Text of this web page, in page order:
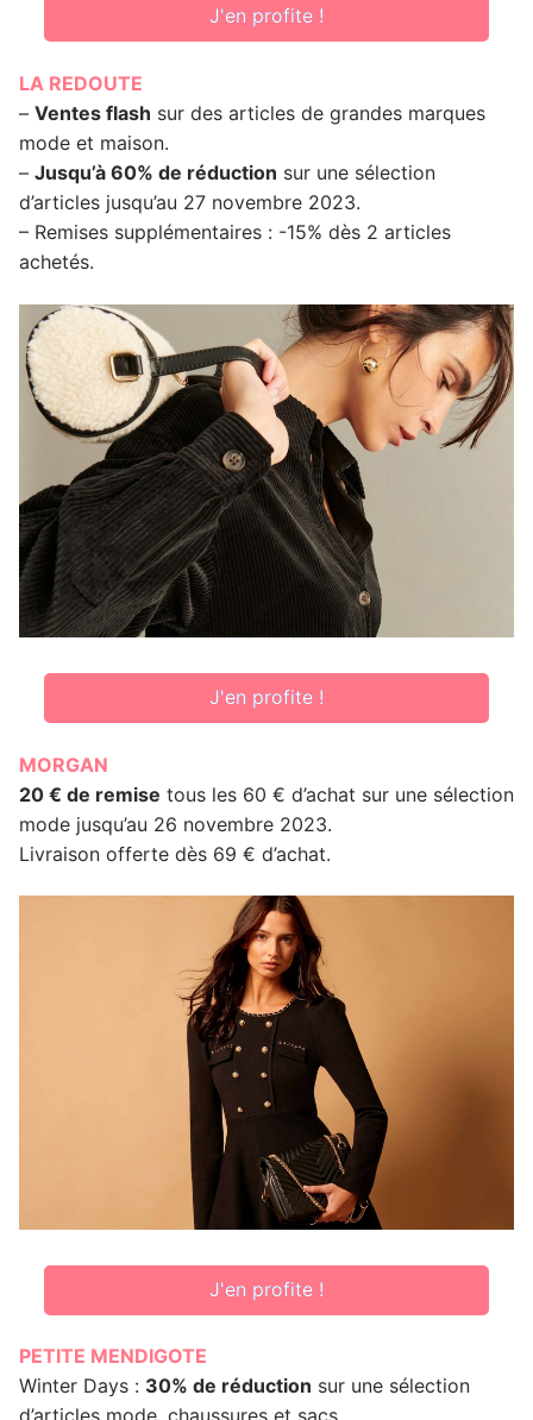
J'en profite !
LA REDOUTE
– Ventes flash sur des articles de grandes marques
mode et maison.
– Jusqu’à 60% de réduction sur une sélection
d’articles jusqu’au 27 novembre 2023.
– Remises supplémentaires : -15% dès 2 articles
achetés.
J'en profite !
MORGAN
20 € de remise tous les 60 € d’achat sur une sélection
mode jusqu’au 26 novembre 2023.
Livraison offerte dès 69 € d’achat.
J'en profite !
PETITE MENDIGOTE
Winter Days : 30% de réduction sur une sélection